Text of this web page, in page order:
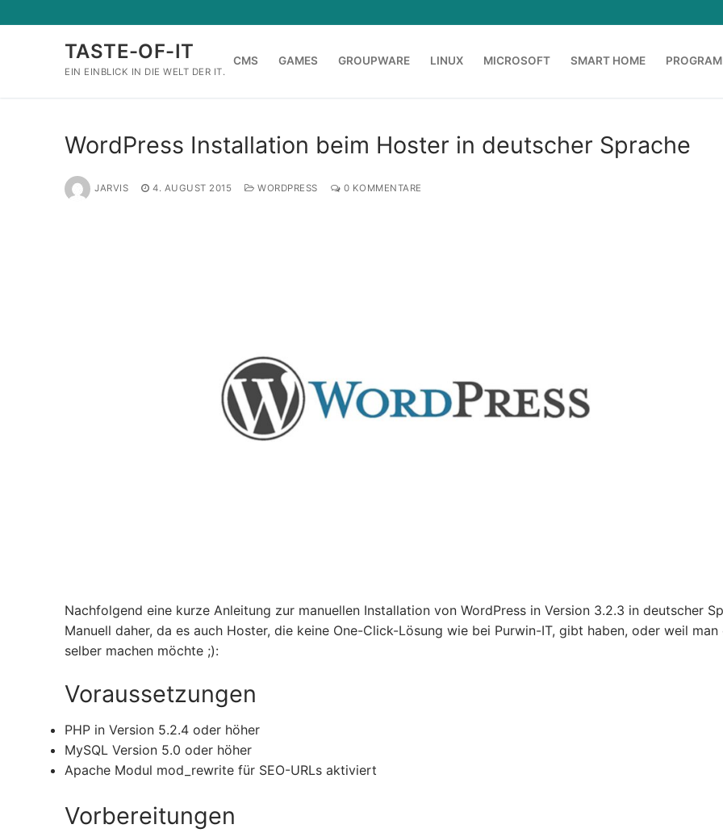
Inhalt
TASTE-OF-IT
EIN EINBLICK IN DIE WELT DER IT.
CMS GAMES GROUPWARE LINUX MICROSOFT SMART HOME
WordPress Installation beim Hoster in deutscher Sprache
JARVIS 4. AUGUST 2015 WORDPRESS 0 KOMMENTARE
Nachfolgend eine kurze Anleitung zur manuellen Installation von WordPress in Version 3.2.3 in deutscher
Manuell daher, da es auch Hoster, die keine One-Click-Lösung wie bei Purwin-IT, gibt haben, oder weil man
selber machen möchte ;):
Voraussetzungen
PHP in Version 5.2.4 oder höher
MySQL Version 5.0 oder höher
Apache Modul mod_rewrite für SEO-URLs aktiviert
Vorbereitungen